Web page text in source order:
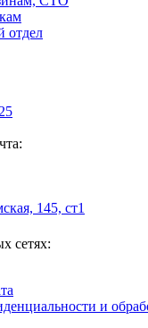
отдел
145, ст1
сетях:
и